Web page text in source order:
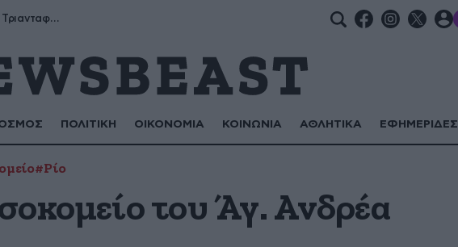
Μύρων, Τριαντάφυλλος, Τριανταφυλλιά, Φυλλιώ, Ρόζα
ΠΟΛΙΤΙΚΗ ΟΙΚΟΝΟΜΙΑ ΚΟΙΝΩΝΙΑ ΑΘΛΗΤΙΚΑ ΕΦΗΜΕΡΙΔΕΣ
#Ρίο
του Άγ. Ανδρέα